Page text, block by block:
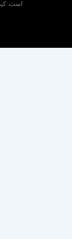
است. کپی رایت 2024 | طراحی و توسعه